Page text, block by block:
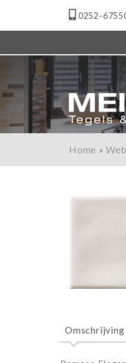
0252-
Home »
Omschrijving